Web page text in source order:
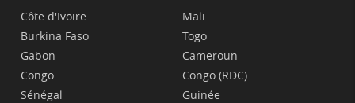
Côte d'Ivoire
Burkina Faso
Gabon
Congo
Sénégal
Mali
Togo
Cameroun
Congo (RDC)
Guinée